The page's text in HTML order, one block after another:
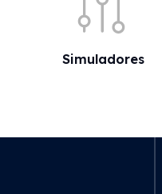
Simuladores